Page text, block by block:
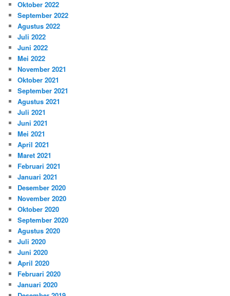
Oktober 2022
September 2022
Agustus 2022
Juli 2022
Juni 2022
Mei 2022
November 2021
Oktober 2021
September 2021
Agustus 2021
Juli 2021
Juni 2021
Mei 2021
April 2021
Maret 2021
Februari 2021
Januari 2021
Desember 2020
November 2020
Oktober 2020
September 2020
Agustus 2020
Juli 2020
Juni 2020
April 2020
Februari 2020
Januari 2020